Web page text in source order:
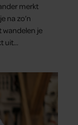
merkt
na zo’n
wandelen je
uit